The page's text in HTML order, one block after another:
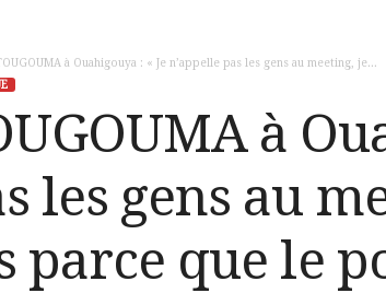
à Ouahigouya : « Je n’appelle pas les gens au meeting, je...
à
les gens au
parce que le